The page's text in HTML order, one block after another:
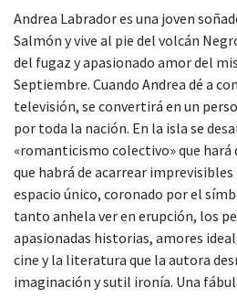
Andrea Labrador es una joven
Salmón y vive al pie del volcán
del fugaz y apasionado amor del
Septiembre. Cuando Andrea dé a
televisión, se convertirá en un
por toda la nación. En la isla se
«romanticismo colectivo» que
que habrá de acarrear imprevisibles
espacio único, coronado por el
tanto anhela ver en erupción, los
apasionadas historias, amores
cine y la literatura que la autora
imaginación y sutil ironía. Una